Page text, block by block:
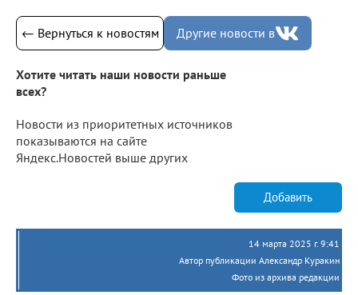
← Вернуться к новостям Другие новости в
Хотите читать наши новости раньше
всех?
Новости из приоритетных источников
показываются на сайте
Яндекс.Новостей выше других
Добавить
14 марта 2025 г. 9:41
Автор публикации Александр Куракин
Фото из архива редакции